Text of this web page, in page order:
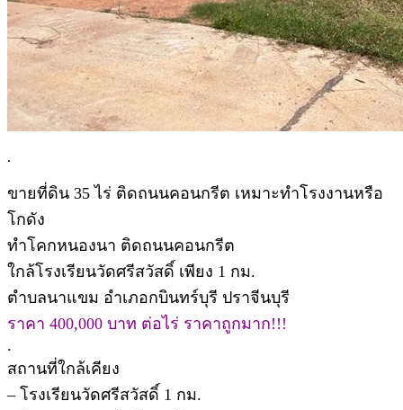
.
ขายที่ดิน 35 ไร่ ติดถนนคอนกรีต เหมาะทำโรงงานหรือ
โกดัง
ทำโคกหนองนา ติดถนนคอนกรีต
ใกล้โรงเรียนวัดศรีสวัสดิ์ เพียง 1 กม.
ตำบลนาแขม อำเภอกบินทร์บุรี ปราจีนบุรี
ราคา 400,000 บาท ต่อไร่ ราคาถูกมาก!!!
.
สถานที่ใกล้เคียง
– โรงเรียนวัดศรีสวัสดิ์ 1 กม.